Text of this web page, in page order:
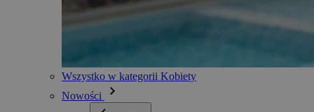
Wszystko w kategorii Kobiety
Nowości